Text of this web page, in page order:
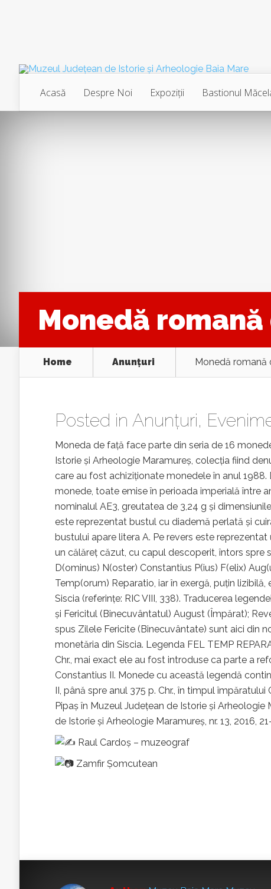
Acasă Despre Noi Expoziţii Bastionul
Monedă
Home Anunţuri Monedă romană
Posted in Anunţuri,
Moneda de față face parte din seria de 16
Istorie şi Arheologie Maramureş, colecția fiind
care au fost achiziţionate monedele în anul
monede, toate emise în perioada imperială între
nominalul AE3, greutatea de 3,24 g și
este reprezentat bustul cu diademă perlată şi
bustului apare litera A. Pe revers este
un călăreţ căzut, cu capul descoperit, întors spre
D(ominus) N(oster) Constantius P(ius) F(elix)
Temp(orum) Reparatio, iar în exergă, puţin
Siscia (referințe: RIC VIII, 338). Traducerea
și Fericitul (Binecuvântatul) August (Împărat);
spus Zilele Fericite (Binecuvântate) sunt aici din
monetăria din Siscia. Legenda FEL TEMP
Chr., mai exact ele au fost introduse ca parte a
Constantius II. Monede cu această legendă
II, până spre anul 375 p. Chr., în timpul
Pipaș în Muzeul Județean de Istorie și Arheologie
de Istorie și Arheologie Maramureș, nr. 13, 2016,
Raul Cardoș – muzeograf
Zamfir Șomcutean